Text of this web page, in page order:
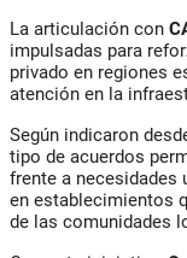
La articulación con
impulsadas para
privado en regiones
atención en la
Según indicaron
tipo de acuerdos
frente a necesidades
en establecimientos
de las comunidades